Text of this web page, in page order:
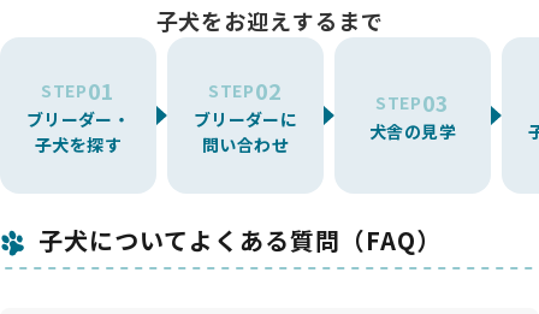
子犬をお迎えするまで
STEP01
ブリーダー・
子犬を探す
STEP02
ブリーダーに
問い合わせ
STEP03
犬舎の見学
子犬についてよくある質問（FAQ）